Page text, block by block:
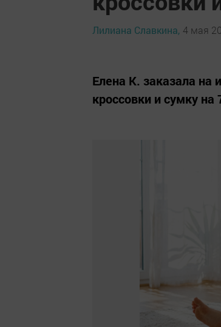
Лилиана Славкина, 4 мая
Елена К. заказала
кроссовки и сумку на